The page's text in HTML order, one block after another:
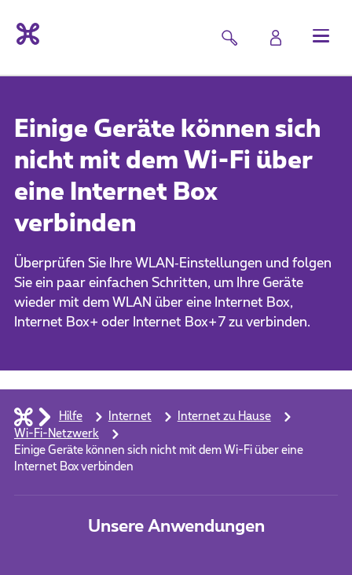
Einige Geräte können sich
nicht mit dem Wi-Fi über
eine Internet Box
verbinden
Überprüfen Sie Ihre WLAN‑Einstellungen und folgen
Sie ein paar einfachen Schritten, um Ihre Geräte
wieder mit dem WLAN über eine Internet Box,
Internet Box+ oder Internet Box+ 7 zu verbinden.
Hilfe Internet
Internet zu Hause
Wi-Fi-Netzwerk
Einige Geräte können sich nicht mit dem Wi-Fi über eine
Internet Box verbinden
Unsere Anwendungen